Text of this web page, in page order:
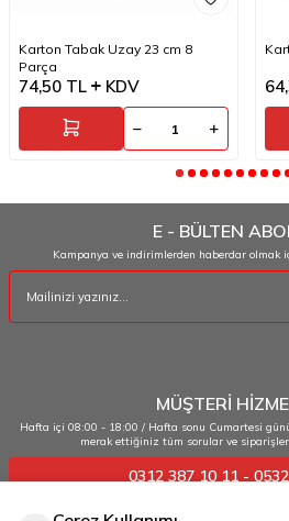
Karton Tabak Uzay 23 cm 8
Parça
74,50 TL KDV
E - BÜLTEN
Kampanya ve indirimlerden haberdar olmak
MÜŞTERİ
Hafta içi 08:00 - 18:00 / Hafta sonu Cumartesi
merak ettiğiniz tüm sorular ve
0312 387 10 11 -